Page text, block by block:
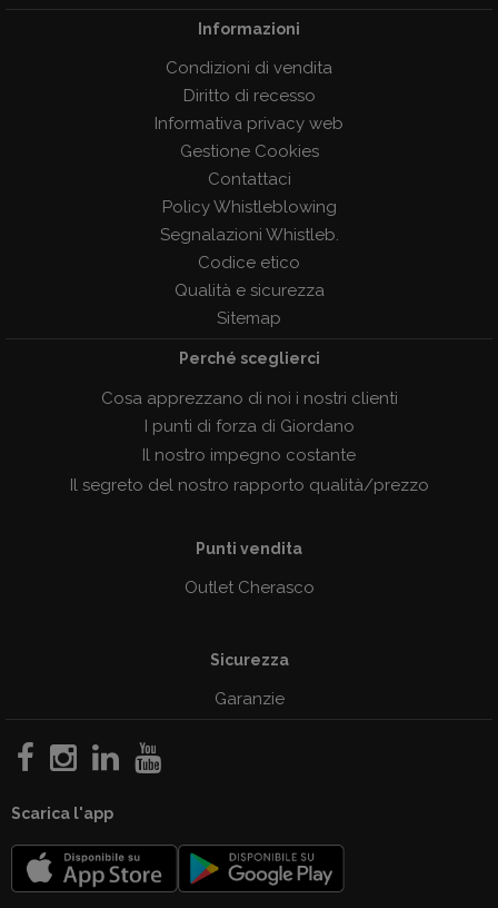
Informazioni
Condizioni di vendita
Diritto di recesso
Informativa privacy web
Gestione Cookies
Contattaci
Policy Whistleblowing
Segnalazioni Whistleb.
Codice etico
Qualità e sicurezza
Sitemap
Perché sceglierci
Cosa apprezzano di noi i nostri clienti
I punti di forza di Giordano
Il nostro impegno costante
Il segreto del nostro rapporto qualità/prezzo
Punti vendita
Outlet Cherasco
Sicurezza
Garanzie
Scarica l'app